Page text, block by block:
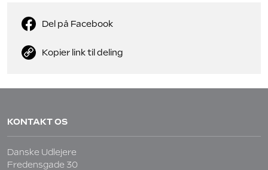
Del på Facebook
Kopier link til deling
KONTAKT OS
Danske Udlejere
Fredensgade 30